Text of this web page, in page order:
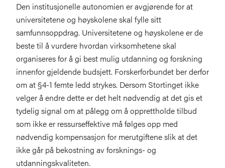
Den institusjonelle autonomien er avgjørende for at
universitetene og høyskolene skal fylle sitt
samfunnsoppdrag. Universitetene og høyskolene er de
beste til å vurdere hvordan virksomhetene skal
organiseres for å gi best mulig utdanning og forskning
innenfor gjeldende budsjett. Forskerforbundet ber derfor
om at §4-1 femte ledd strykes. Dersom Stortinget ikke
velger å endre dette er det helt nødvendig at det gis et
tydelig signal om at pålegg om å opprettholde tilbud
som ikke er ressurseffektive må følges opp med
nødvendig kompensasjon for merutgiftene slik at det
ikke går på bekostning av forsknings- og
utdanningskvaliteten.